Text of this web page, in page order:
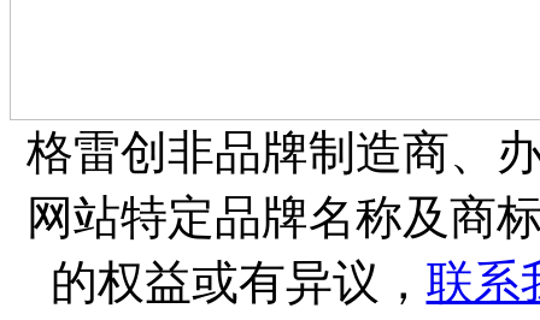
格雷创非品牌制造商、
网站特定品牌名称及商
的权益或有异议， 联系